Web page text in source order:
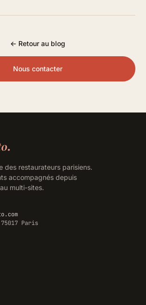
← Retour au blog
Nous contacter
des restaurateurs parisiens.
accompagnés depuis
multi-sites.
Paris